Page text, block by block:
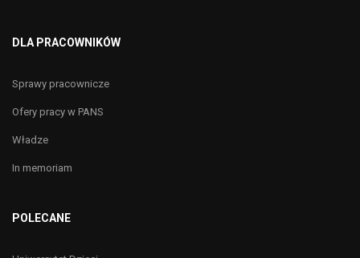
DLA PRACOWNIKÓW
Sprawy pracownicze
Ofery pracy w PANS
Władze
In memoriam
POLECANE